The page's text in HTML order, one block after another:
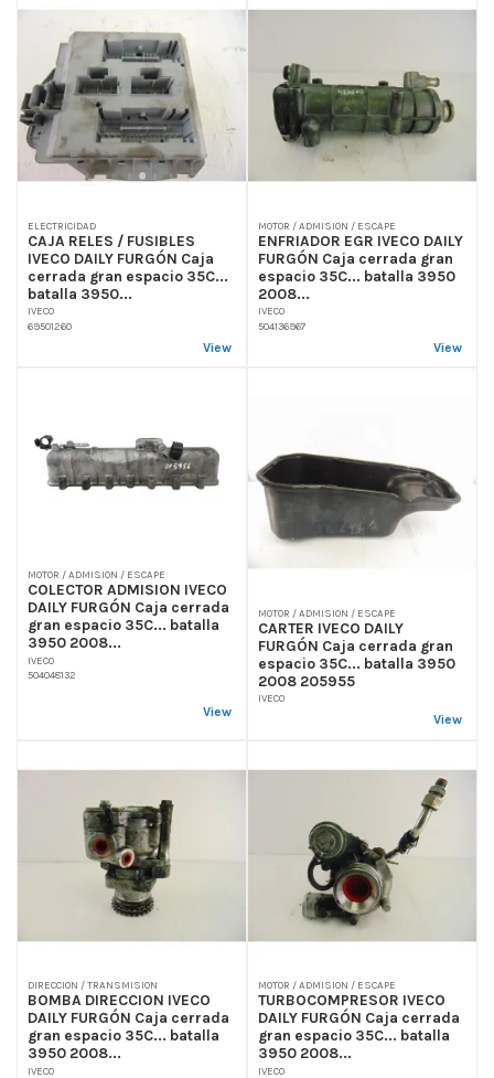
ELECTRICIDAD
CAJA RELES / FUSIBLES
IVECO DAILY FURGÓN Caja
cerrada gran espacio 35C...
batalla 3950...
IVECO
69501260
View
MOTOR / ADMISION / ESCAPE
ENFRIADOR EGR IVECO DAILY
FURGÓN Caja cerrada gran
espacio 35C... batalla 3950
2008...
IVECO
504136967
View
MOTOR / ADMISION / ESCAPE
COLECTOR ADMISION IVECO
DAILY FURGÓN Caja cerrada
gran espacio 35C... batalla
3950 2008...
IVECO
504048132
View
MOTOR / ADMISION / ESCAPE
CARTER IVECO DAILY
FURGÓN Caja cerrada gran
espacio 35C... batalla 3950
2008 205955
IVECO
View
DIRECCION / TRANSMISION
BOMBA DIRECCION IVECO
DAILY FURGÓN Caja cerrada
gran espacio 35C... batalla
3950 2008...
IVECO
MOTOR / ADMISION / ESCAPE
TURBOCOMPRESOR IVECO
DAILY FURGÓN Caja cerrada
gran espacio 35C... batalla
3950 2008...
IVECO